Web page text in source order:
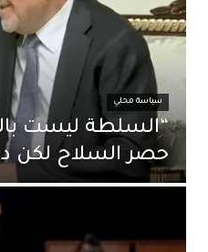
سياسة محلي
“السلطة ليست
حصر السلاح لكن